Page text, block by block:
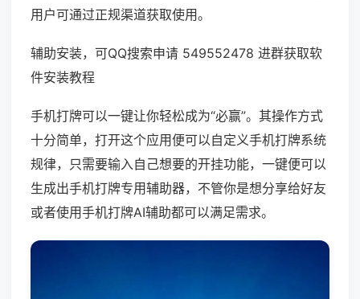
用户可通过正规渠道获取使用。
辅助安装，可QQ搜索申请 549552478 进群获取软
件安装教程
手机打牌可以一键让你轻松成为“必赢”。其操作方式
十分简单，打开这个应用便可以自定义手机打牌系统
规律，只需要输入自己想要的开挂功能，一键便可以
生成出手机打牌专用辅助器，不管你是想分享给好友
或者使用手机打牌AI辅助都可以满足需求。